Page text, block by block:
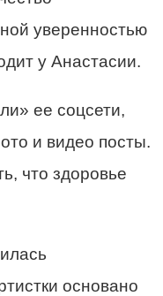
уверенностью
у Анастасии.
ее соцсети,
и видео посты.
что здоровье
основано